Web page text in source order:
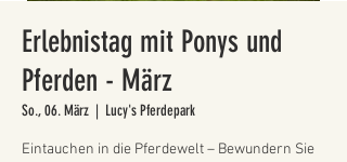
Erlebnistag mit Ponys und
Pferden - März
So., 06. März
  |
Lucy's Pferdepark
Eintauchen in die Pferdewelt – Bewundern Sie